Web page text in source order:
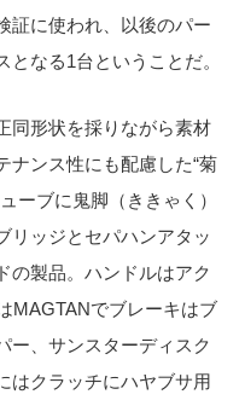
証に使われ、以後のパー
なる1台ということだ。
同形状を採りながら素材
ナンス性にも配慮した“菊
ーブに鬼脚（ききゃく）
リッジとセパハンアタッ
の製品。ハンドルはアク
MAGTANでブレーキはブ
ー、サンスターディスク
はクラッチにハヤブサ用